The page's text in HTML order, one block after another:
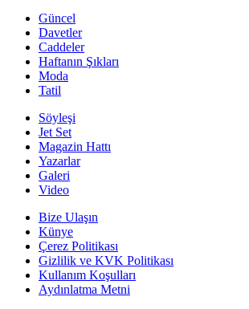
Güncel
Davetler
Caddeler
Haftanın Şıkları
Moda
Tatil
Söyleşi
Jet Set
Magazin Hattı
Yazarlar
Galeri
Video
Bize Ulaşın
Künye
Çerez Politikası
Gizlilik ve KVK Politikası
Kullanım Koşulları
Aydınlatma Metni